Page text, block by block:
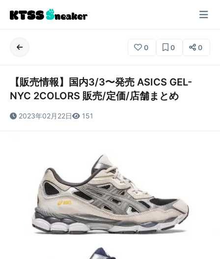
0 0 0
【販売情報】国内3/3〜発売 ASICS GEL-
NYC 2COLORS 販売/定価/店舗まとめ
2023年02月22日 151